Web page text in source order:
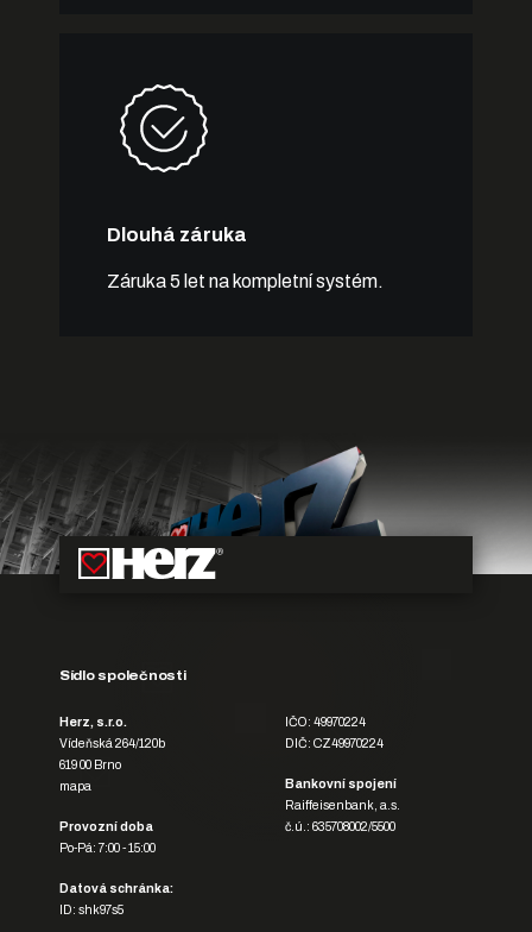
Dlouhá záruka
Záruka 5 let na kompletní systém.
Sídlo společnosti
Herz, s.r.o.
Vídeňská 264/120b
619 00 Brno
mapa
Provozní doba
Po-Pá: 7:00 - 15:00
IČO: 49970224
DIČ: CZ49970224
Bankovní spojení
Raiffeisenbank, a.s.
č.ú.: 635708002/5500
Datová schránka:
ID: shk97s5